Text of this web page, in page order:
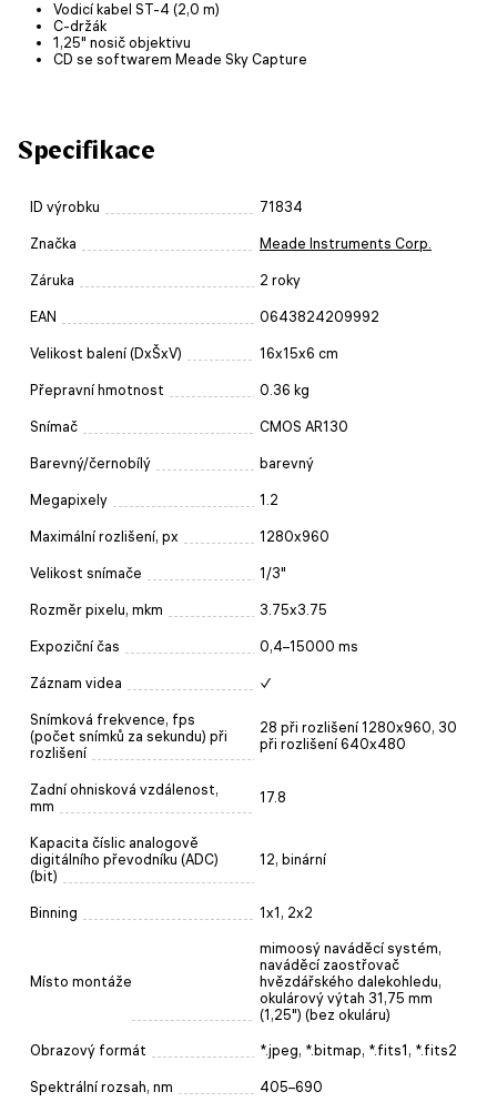
Vodicí kabel ST-4 (2,0 m)
C-držák
1,25" nosič objektivu
CD se softwarem Meade Sky Capture
Specifikace
ID výrobku 71834
Značka Meade Instruments Corp.
Záruka 2 roky
EAN 0643824209992
Velikost balení (DxŠxV) 16x15x6 cm
Přepravní hmotnost 0.36 kg
Snímač CMOS AR130
Barevný/černobílý barevný
Megapixely 1.2
Maximální rozlišení, px 1280x960
Velikost snímače 1/3"
Rozměr pixelu, mkm 3.75x3.75
Expoziční čas 0,4–15000 ms
Záznam videa ✓
Snímková frekvence, fps
(počet snímků za sekundu) při
rozlišení
28 při rozlišení 1280x960, 30
při rozlišení 640x480
Zadní ohnisková vzdálenost,
mm
17.8
Kapacita číslic analogově
digitálního převodníku (ADC)
(bit)
12, binární
Binning 1х1, 2х2
Místo montáže
mimoosý naváděcí systém,
naváděcí zaostřovač
hvězdářského dalekohledu,
okulárový výtah 31,75 mm
(1,25") (bez okuláru)
Obrazový formát *.jpeg, *.bitmap, *.fits1, *.fits2
Spektrální rozsah, nm 405–690